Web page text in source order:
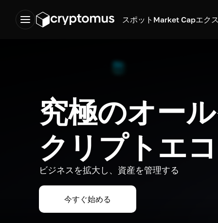
スポット Market Capエク
究極のオー
クリプトエ
ビジネスを拡大し、資産を管理する
今すぐ始める